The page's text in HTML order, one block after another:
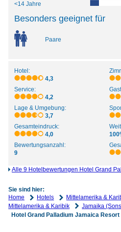
<14 Jahre
Besonders geeignet für
Paare
Hotel:
4,3
Service:
4,2
Lage & Umgebung:
3,7
Gesamteindruck:
4,0
Bewertungsanzahl:
9
Alle 9 Hotelbewertungen Hotel Grand
Sie sind hier:
Home
Hotels
Mittelamerika &
Mittelamerika & Karibik
Jamaika
Hotel Grand Palladium Jamaica Resort